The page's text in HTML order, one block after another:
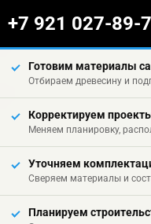
+7 921 027-89-
Готовим материалы
Отбираем древесину и
Корректируем
Меняем планировку,
Уточняем
Сверяем материалы и
Планируем